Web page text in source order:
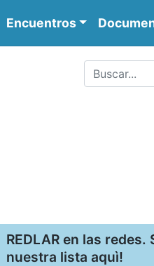
Encuentros
REDLAR en las redes.
nuestra lista aquì!